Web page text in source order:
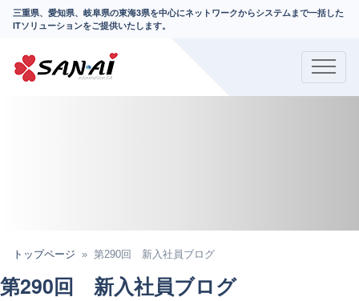
三重県、愛知県、岐阜県の東海3県を中心にネットワークからシステムまで一括した
ITソリューションをご提供いたします。
トップページ 第290回 新入社員ブログ
第290回 新入社員ブログ